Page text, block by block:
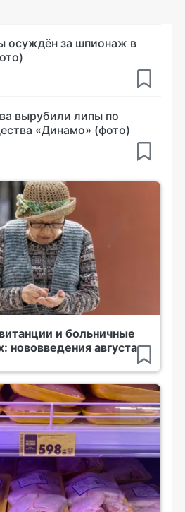
осуждён за шпионаж в
вырубили липы по
«Динамо» (фото)
и больничные
нововведения августа